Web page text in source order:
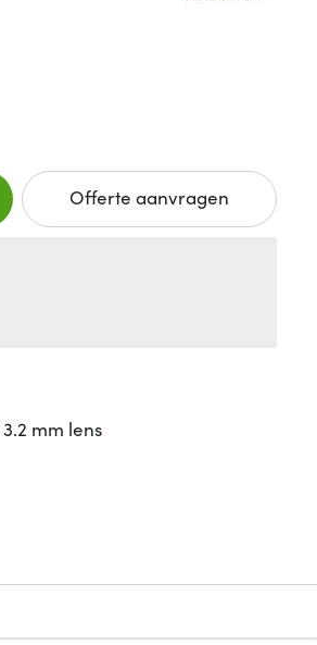
Offerte aanvragen
mm lens